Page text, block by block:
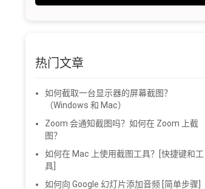
热门文章
如何截取一台显示器的屏幕截图？
（Windows 和 Mac）
Zoom 会通知截图吗？如何在 Zoom 上截
图？
如何在 Mac 上使用截图工具？[快捷键和工
具]
如何向 Google 幻灯片添加音频 [简单步骤]